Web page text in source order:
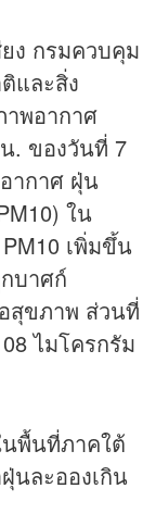
ง กรมควบคุม
และสิ่ง
พอากาศ
. ของวันที่ 7
ากาศ ฝุ่น
ใน
เพิ่มขึ้น
บาศก์
สุขภาพ ส่วนที่
ไมโครกรัม
พื้นที่ภาคใต้
นละอองเกิน